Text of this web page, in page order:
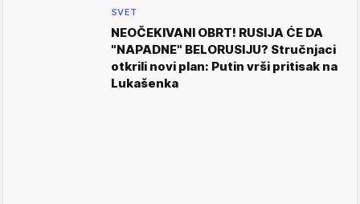
SVET
NEOČEKIVANI OBRT! RUSIJA ĆE DA
"NAPADNE" BELORUSIJU? Stručnjaci
otkrili novi plan: Putin vrši pritisak na
Lukašenka